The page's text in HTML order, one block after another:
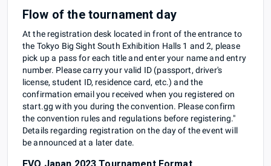
Flow of the tournament day
At the registration desk located in front of the entrance to
the Tokyo Big Sight South Exhibition Halls 1 and 2, please
pick up a pass for each title and enter your name and entry
number. Please carry your valid ID (passport, driver's
license, student ID, residence card, etc.) and the
confirmation email you received when you registered on
start.gg with you during the convention. Please confirm
the convention rules and regulations before registering."
Details regarding registration on the day of the event will
be announced at a later date.